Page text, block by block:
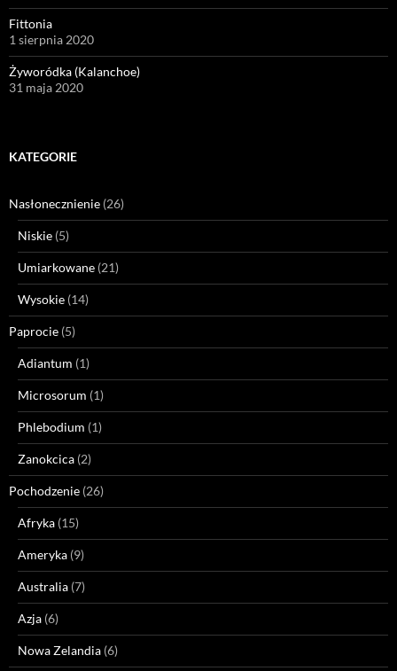
Fittonia
1 sierpnia 2020
Żyworódka (Kalanchoe)
31 maja 2020
KATEGORIE
Nasłonecznienie (26)
Niskie (5)
Umiarkowane (21)
Wysokie (14)
Paprocie (5)
Adiantum (1)
Microsorum (1)
Phlebodium (1)
Zanokcica (2)
Pochodzenie (26)
Afryka (15)
Ameryka (9)
Australia (7)
Azja (6)
Nowa Zelandia (6)